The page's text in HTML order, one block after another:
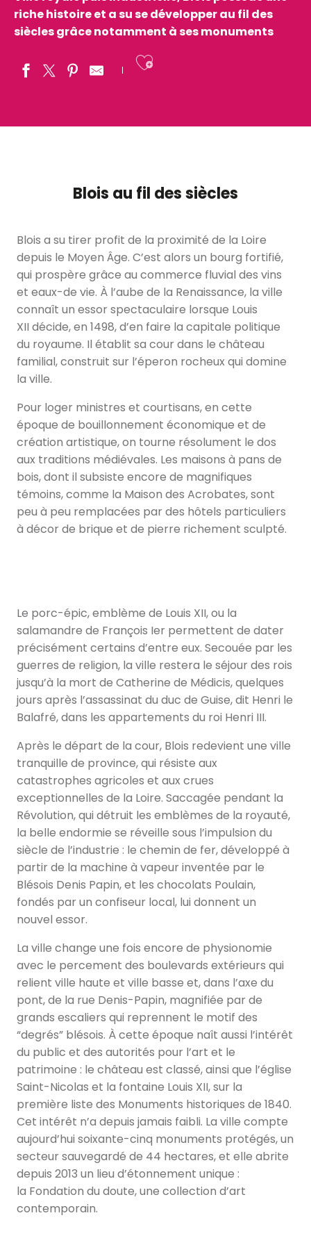
riche histoire et a su se développer au fil des
siècles grâce notamment à ses monuments
Ajouter aux
Blois au fil des siècles
Blois a su tirer profit de la proximité de la Loire
depuis le Moyen Âge. C’est alors un bourg fortifié,
qui prospère grâce au commerce fluvial des vins
et eaux-de vie. À l’aube de la Renaissance, la ville
connaît un essor spectaculaire lorsque Louis
XII décide, en 1498, d’en faire la capitale politique
du royaume. Il établit sa cour dans le château
familial, construit sur l’éperon rocheux qui domine
la ville.
Pour loger ministres et courtisans, en cette
époque de bouillonnement économique et de
création artistique, on tourne résolument le dos
aux traditions médiévales. Les maisons à pans de
bois, dont il subsiste encore de magnifiques
témoins, comme la Maison des Acrobates, sont
peu à peu remplacées par des hôtels particuliers
à décor de brique et de pierre richement sculpté.
Le porc-épic, emblème de Louis XII, ou la
salamandre de François Ier permettent de dater
précisément certains d’entre eux. Secouée par les
guerres de religion, la ville restera le séjour des rois
jusqu’à la mort de Catherine de Médicis, quelques
jours après l’assassinat du duc de Guise, dit Henri le
Balafré, dans les appartements du roi Henri III.
Après le départ de la cour, Blois redevient une ville
tranquille de province, qui résiste aux
catastrophes agricoles et aux crues
exceptionnelles de la Loire. Saccagée pendant la
Révolution, qui détruit les emblèmes de la royauté,
la belle endormie se réveille sous l’impulsion du
siècle de l’industrie : le chemin de fer, développé à
partir de la machine à vapeur inventée par le
Blésois Denis Papin, et les chocolats Poulain,
fondés par un confiseur local, lui donnent un
nouvel essor.
La ville change une fois encore de physionomie
avec le percement des boulevards extérieurs qui
relient ville haute et ville basse et, dans l’axe du
pont, de la rue Denis-Papin, magnifiée par de
grands escaliers qui reprennent le motif des
“degrés” blésois. À cette époque naît aussi l’intérêt
du public et des autorités pour l’art et le
patrimoine : le château est classé, ainsi que l’église
Saint-Nicolas et la fontaine Louis XII, sur la
première liste des Monuments historiques de 1840.
Cet intérêt n’a depuis jamais faibli. La ville compte
aujourd’hui soixante-cinq monuments protégés, un
secteur sauvegardé de 44 hectares, et elle abrite
depuis 2013 un lieu d’étonnement unique :
la Fondation du doute, une collection d’art
contemporain.